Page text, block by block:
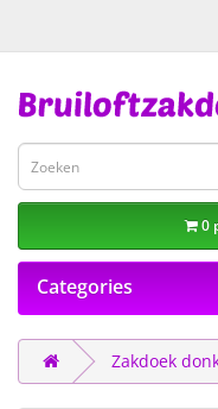
0
Categories
Zakdoek